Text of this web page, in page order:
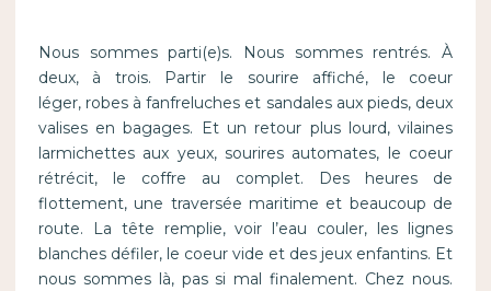
Nous sommes parti(e)s. Nous sommes rentrés. À
deux, à trois. Partir le sourire affiché, le coeur
léger, robes à fanfreluches et sandales aux pieds, deux
valises en bagages. Et un retour plus lourd, vilaines
larmichettes aux yeux, sourires automates, le coeur
rétrécit, le coffre au complet. Des heures de
flottement, une traversée maritime et beaucoup de
route. La tête remplie, voir l’eau couler, les lignes
blanches défiler, le coeur vide et des jeux enfantins. Et
nous sommes là, pas si mal finalement. Chez nous.